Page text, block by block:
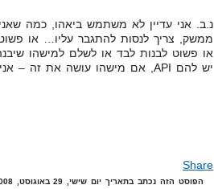
נ.ב. אני עדיין לא משתמש ביאהו, כמה
ממשק, צריך לנסות להתגבר עליו… או
יש להם API, אם מישהו עושה את זה – אני משלם לו!!!
Share
הפוסט הזה נכתב בתאריך יום שישי, 29 באוגוסט, 2008 בשעה 19:01 תחת הקטגוריות